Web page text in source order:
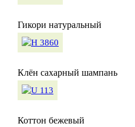
Гикори натуральный
Клён сахарный шампань
Коттон бежевый